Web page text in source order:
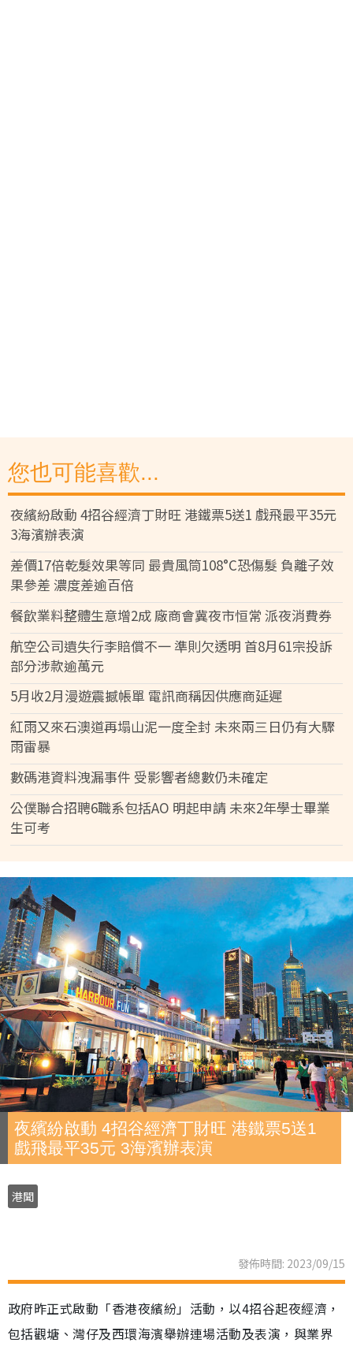
您也可能喜歡...
夜繽紛啟動 4招谷經濟丁財旺 港鐵票5送1 戲飛最平35元
3海濱辦表演
差價17倍乾髮效果等同 最貴風筒108°C恐傷髮 負離子效
果參差 濃度差逾百倍
餐飲業料整體生意增2成 廠商會冀夜市恒常 派夜消費券
航空公司遺失行李賠償不一 準則欠透明 首8月61宗投訴
部分涉款逾萬元
5月收2月漫遊震撼帳單 電訊商稱因供應商延遲
紅雨又來石澳道再塌山泥一度全封 未來兩三日仍有大驟
雨雷暴
數碼港資料洩漏事件 受影響者總數仍未確定
公僕聯合招聘6職系包括AO 明起申請 未來2年學士畢業
生可考
夜繽紛啟動 4招谷經濟丁財旺 港鐵票5送1
戲飛最平35元 3海濱辦表演
港聞
發佈時間: 2023/09/15
政府昨正式啟動「香港夜繽紛」活動，以4招谷起夜經濟，
包括觀塘、灣仔及西環海濱舉辦連場活動及表演，與業界